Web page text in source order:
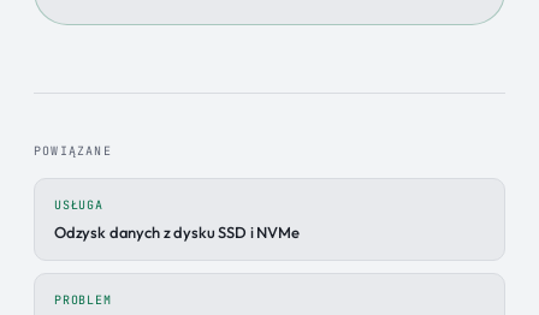
POWIĄZANE
USŁUGA
Odzysk danych z dysku SSD i NVMe
PROBLEM